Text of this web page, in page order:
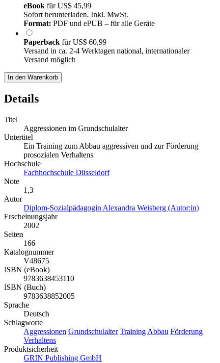
eBook fürUS$ 45,99
Sofort herunterladen. Inkl. MwSt.
Format: PDF und ePUB – für alle Geräte
Paperback fürUS$ 60,99
Versand in ca. 2-4 Werktagen national, internationaler
Versand möglich
In den Warenkorb
Details
Titel
Aggressionen im Grundschulalter
Untertitel
Ein Training zum Abbau aggressiven und zur Förderung
prosozialen Verhaltens
Hochschule
Fachhochschule Düsseldorf
Note
1,3
Autor
Diplom-Sozialpädagogin Alexandra Weisberg (Autor:in)
Erscheinungsjahr
2002
Seiten
166
Katalognummer
V48675
ISBN (eBook)
9783638453110
ISBN (Buch)
9783638852005
Sprache
Deutsch
Schlagworte
Aggressionen Grundschulalter Training Abbau Förderung
Verhaltens
Produktsicherheit
GRIN Publishing GmbH